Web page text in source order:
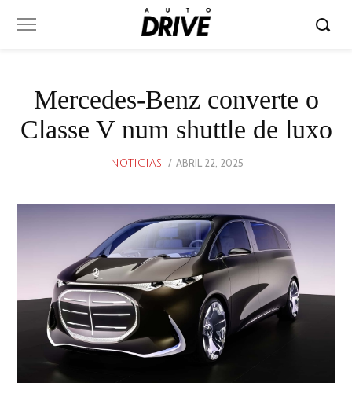
Mercedes-Benz converte o
Classe V num shuttle de luxo
NOTICIAS
POSTED
ABRIL 22, 2025